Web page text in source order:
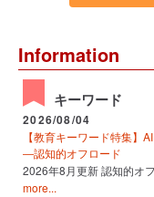
Information
キーワード
2026/08/04
【教育キーワード特集】
―認知的オフロード
2026年8月更新 認知的オ
more...